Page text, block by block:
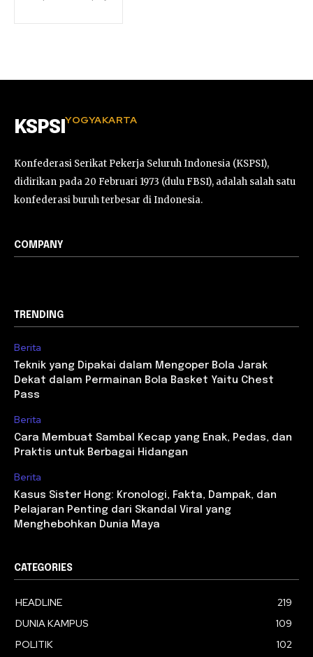
KSPSI YOGYAKARTA
Konfederasi Serikat Pekerja Seluruh Indonesia (KSPSI),
didirikan pada 20 Februari 1973 (dulu FBSI), adalah salah satu
konfederasi buruh terbesar di Indonesia.
COMPANY
TRENDING
Berita
Teknik yang Dipakai dalam Mengoper Bola Jarak
Dekat dalam Permainan Bola Basket Yaitu Chest
Pass
Berita
Cara Membuat Sambal Kecap yang Enak, Pedas, dan
Praktis untuk Berbagai Hidangan
Berita
Kasus Sister Hong: Kronologi, Fakta, Dampak, dan
Pelajaran Penting dari Skandal Viral yang
Menghebohkan Dunia Maya
CATEGORIES
HEADLINE
219
DUNIA KAMPUS
109
POLITIK
102